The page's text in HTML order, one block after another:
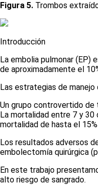
Figura 5. Trombos
Introducción
La embolia pulmonar (EP)
de aproximadamente el
Las estrategias de manejo
Un grupo controvertido de
La mortalidad entre 7 y 30
mortalidad de hasta el
Los resultados adversos
embolectomía quirúrgica
En este trabajo
alto riesgo de sangrado.